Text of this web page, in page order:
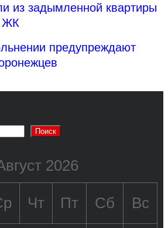
из задымленной квартиры
ЖК
предупреждают
Поиск
2026
Чт Пт Сб Вс